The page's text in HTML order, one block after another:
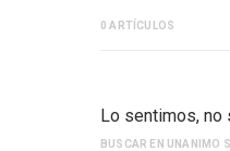
0 ARTÍCULOS
Lo sentimos, no
BUSCAR EN UNANIMO